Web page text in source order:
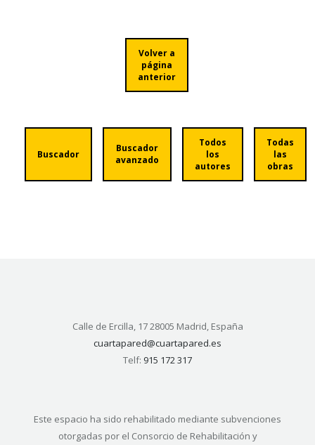
Volver a
página
anterior
Buscador
Buscador
avanzado
Todos
los
autores
Todas
las
obras
Calle de Ercilla, 17 28005 Madrid, España
cuartapared@cuartapared.es
Telf: 915 172 317
Este espacio ha sido rehabilitado mediante subvenciones
otorgadas por el Consorcio de Rehabilitación y